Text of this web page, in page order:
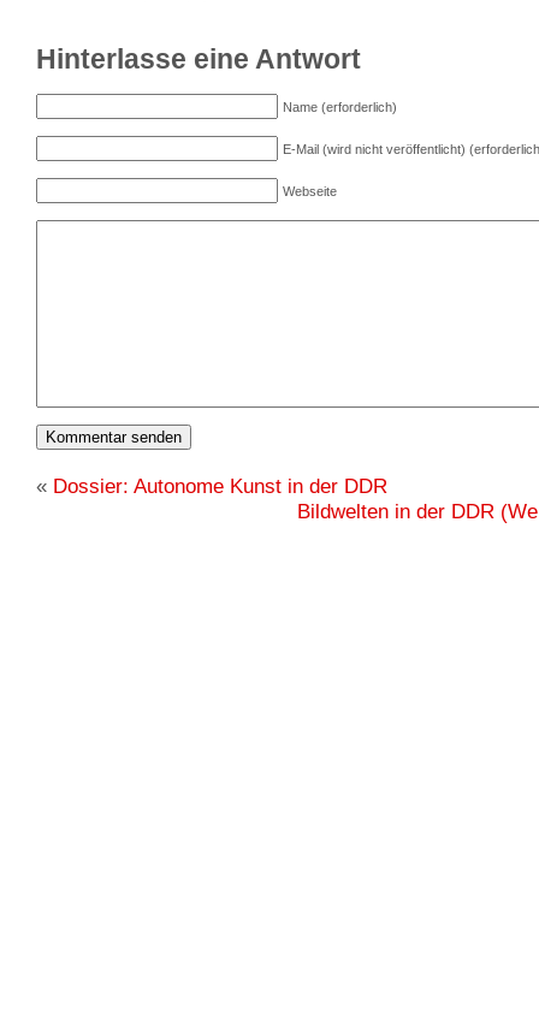
Hinterlasse eine Antwort
Name (erforderlich)
E-Mail (wird nicht veröffentlicht)
Webseite
« Dossier: Autonome Kunst in der DDR
Bildwelten in der DDR